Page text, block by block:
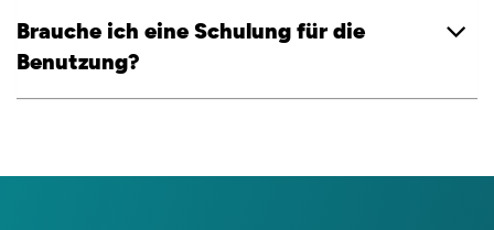
Brauche ich eine Schulung für die
Benutzung?